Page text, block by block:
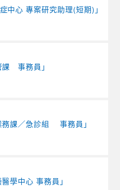
中心 專案研究助理(短期)」
課 事務員」
課／急診組 事務員」
學中心 事務員」